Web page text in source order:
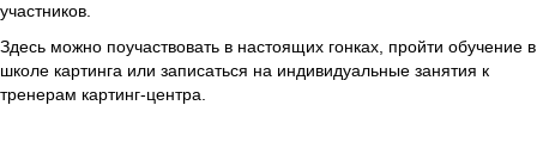
участников.
Здесь можно поучаствовать в настоящих гонках, пройти обучение в
школе картинга или записаться на индивидуальные занятия к
тренерам картинг-центра.